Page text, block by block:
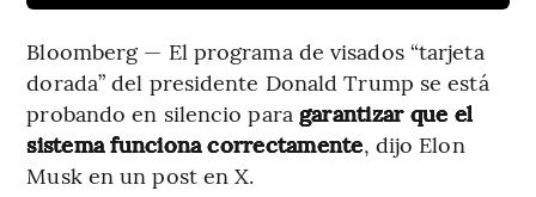
Bloomberg — El programa de visados “tarjeta
dorada” del presidente Donald Trump se está
probando en silencio para garantizar que el
sistema funciona correctamente, dijo Elon
Musk en un post en X.